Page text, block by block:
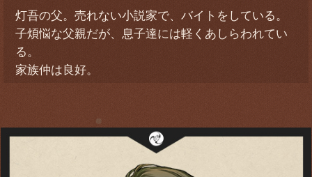
灯吾の父。売れない小説家で、バイトをしている。
子煩悩な父親だが、息子達には軽くあしらわれてい
る。
家族仲は良好。